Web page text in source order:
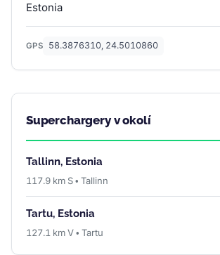
Estonia
GPS 58.3876310, 24.5010860
Superchargery v okolí
Tallinn, Estonia
117.9 km S • Tallinn
Tartu, Estonia
127.1 km V • Tartu